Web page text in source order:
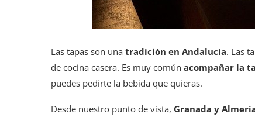
Las tapas son una tradición en Andalucía. Las
de cocina casera. Es muy común acompañar la
puedes pedirte la bebida que quieras.
Desde nuestro punto de vista, Granada y